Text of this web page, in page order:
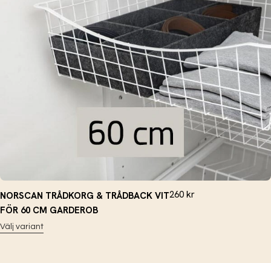
NORSCAN TRÅDKORG & TRÅDBACK VIT
FÖR 60 CM GARDEROB
Välj variant
260 kr